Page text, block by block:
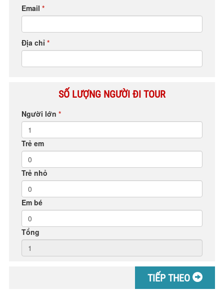
Email *
Địa chỉ *
SỐ LƯỢNG NGƯỜI ĐI TOUR
Người lớn *
Trẻ em
Trẻ nhỏ
Em bé
Tổng
TIẾP THEO